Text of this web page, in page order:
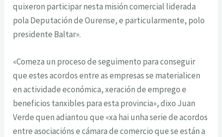
quixeron participar nesta misión comercial liderada
pola Deputación de Ourense, e particularmente, polo
presidente Baltar».
«Comeza un proceso de seguimento para conseguir
que estes acordos entre as empresas se materialicen
en actividade económica, xeración de emprego e
beneficios tanxibles para esta provincia», dixo Juan
Verde quen adiantou que «xa hai unha serie de acordos
entre asociacións e cámara de comercio que se están a